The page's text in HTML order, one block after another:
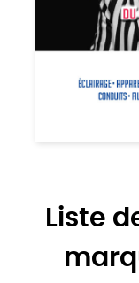
Liste